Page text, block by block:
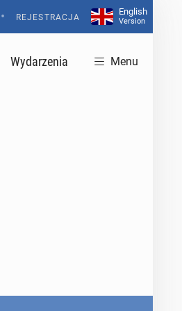
• REJESTRACJA
English
Version
Wydarzenia Menu